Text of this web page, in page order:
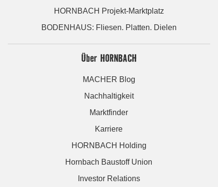
HORNBACH Projekt-Marktplatz
BODENHAUS: Fliesen. Platten. Dielen
Über HORNBACH
MACHER Blog
Nachhaltigkeit
Marktfinder
Karriere
HORNBACH Holding
Hornbach Baustoff Union
Investor Relations